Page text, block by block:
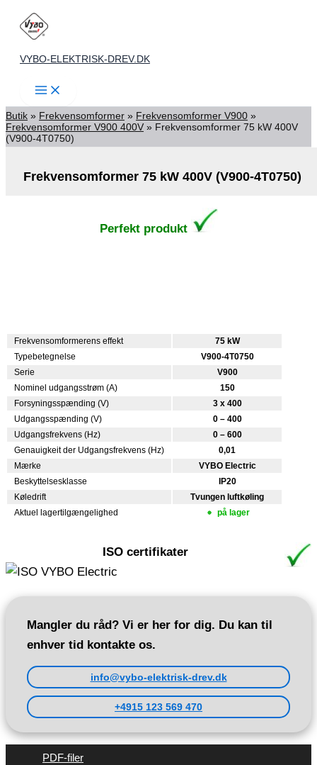
indholdet
VYBO-ELEKTRISK-DREV.DK
Butik » Frekvensomformer » Frekvensomformer V900 »
Frekvensomformer V900 400V » Frekvensomformer 75 kW 400V
(V900-4T0750)
Frekvensomformer 75 kW 400V (V900-4T0750)
Perfekt produkt
Frekvensomformerens effekt
75 kW
Typebetegnelse
V900-4T0750
Serie
V900
Nominel udgangsstrøm (A)
150
Forsyningsspænding (V)
3 x 400
Udgangsspænding (V)
0 – 400
Udgangsfrekvens (Hz)
0 – 600
Genauigkeit der Udgangsfrekvens (Hz)
0,01
Mærke
VYBO Electric
Beskyttelsesklasse
IP20
Køledrift
Tvungen luftkøling
Aktuel lagertilgængelighed
på lager
ISO certifikater
Mangler du råd? Vi er her for dig. Du kan til
enhver tid kontakte os.
info@vybo-elektrisk-drev.dk
+4915 123 569 470
PDF-filer